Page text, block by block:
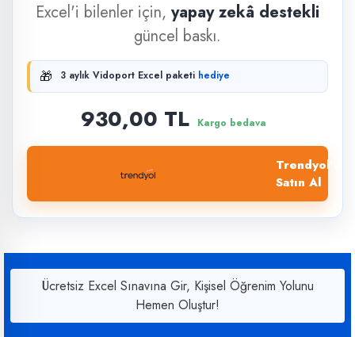
Excel'i bilenler için, yapay zekâ destekli
güncel baskı.
🎁 3 aylık Vidoport Excel paketi hediye
930,00 TL Kargo bedava
Trendyol'dan
Satın Al
Ücretsiz Excel Sınavına Gir, Kişisel Öğrenim Yolunu
Hemen Oluştur!